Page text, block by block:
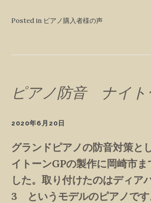
Posted in ピアノ購入者様の声
ピアノ防音 ナイト
2020年6月20日
グランドピアノの防音対策と
イトーンGPの製作に岡崎市ま
した。取り付けたのはディ
3 というモデルのピアノです